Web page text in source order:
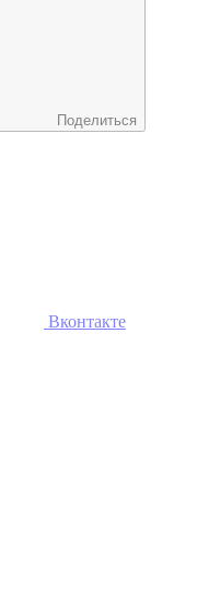
Поделиться
Вконтакте